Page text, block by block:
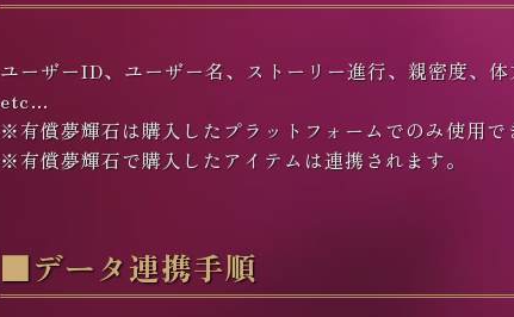
ユーザーID、ユーザー名、ストーリー進行、親密度、
etc…
※有償夢輝石は購入したプラットフォームでのみ使用で
※有償夢輝石で購入したアイテムは連携されます。
■データ連携手順